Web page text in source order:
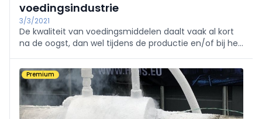
voedingsindustrie
3/3/2021
De kwaliteit van voedingsmiddelen daalt vaak al kort
na de oogst, dan wel tijdens de productie en/of bij het
micro-organismen. Bij het vertragen van dit proces
speelt stikstof een belangrijke rol.
Premium